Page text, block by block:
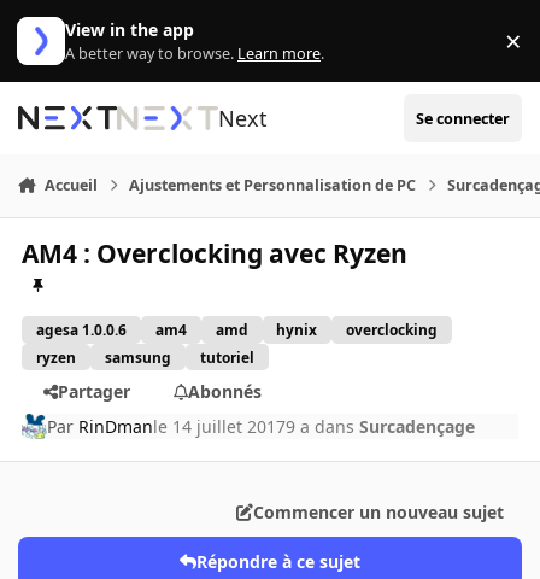
Aller au contenu
View in the app
A better way to browse. Learn more. ×
Next Se connecter
Accueil Ajustements et Personnalisation de PC
AM4 : Overclocking avec Ryzen
agesa 1.0.0.6 am4 amd hynix
overclocking
ryzen
samsung tutoriel
Partager
Abonnés
Par RinDmanle 14 juillet 20179 a dansSurcadençage
Commencer un nouveau sujet
Répondre à ce sujet